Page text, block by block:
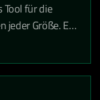
Tool für die
jeder Größe. Es
ob Sie in